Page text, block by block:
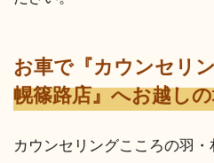
お車で『カウンセリ
幌篠路店』へお越し
カウンセリングこころの羽